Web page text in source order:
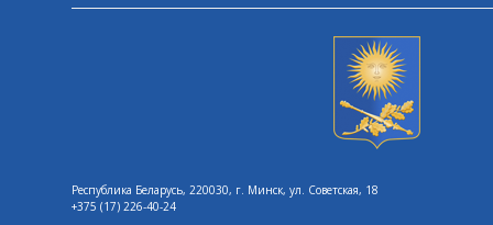
Республика Беларусь, 220030, г. Минск, ул. Советская, 18
+375 (17) 226-40-24